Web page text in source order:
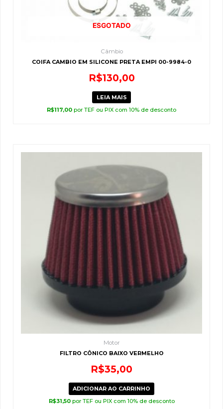
ESGOTADO
Câmbio
COIFA CAMBIO EM SILICONE PRETA EMPI 00-9984-0
R$130,00
LEIA MAIS
R$117,00 por TEF ou PIX com 10% de desconto
Motor
FILTRO CÔNICO BAIXO VERMELHO
R$35,00
ADICIONAR AO CARRINHO
R$31,50 por TEF ou PIX com 10% de desconto